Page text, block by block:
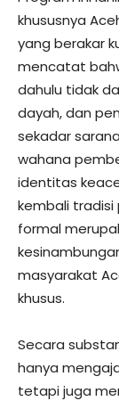
khususnya
yang berakar
mencatat
dahulu tidak
dayah, dan
sekadar
wahana
identitas
kembali tradisi
formal
masyarakat
khusus.
Secara
hanya
tetapi juga